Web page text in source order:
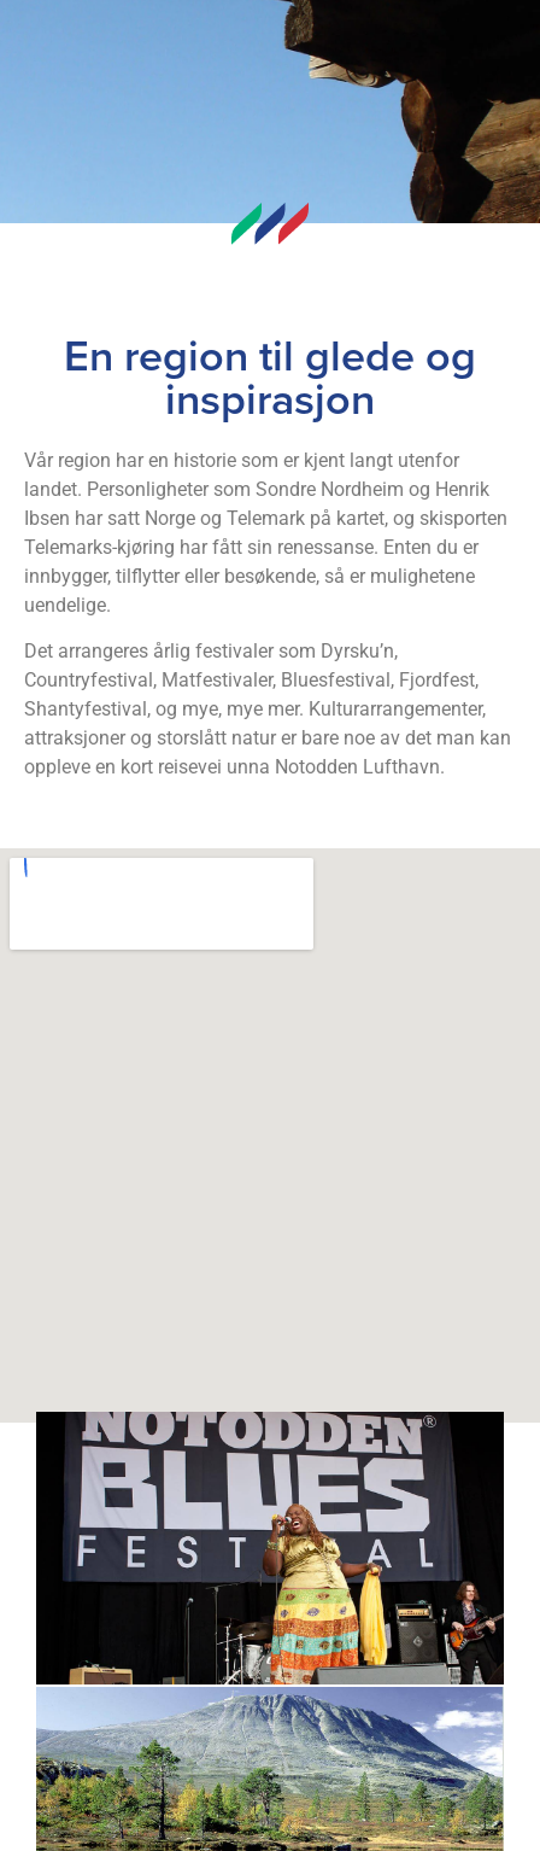
En region til glede og
inspirasjon
Vår region har en historie som er kjent langt utenfor
landet. Personligheter som Sondre Nordheim og Henrik
Ibsen har satt Norge og Telemark på kartet, og skisporten
Telemarks-kjøring har fått sin renessanse. Enten du er
innbygger, tilflytter eller besøkende, så er mulighetene
uendelige.
Det arrangeres årlig festivaler som Dyrsku’n,
Countryfestival, Matfestivaler, Bluesfestival, Fjordfest,
Shantyfestival, og mye, mye mer. Kulturarrangementer,
attraksjoner og storslått natur er bare noe av det man kan
oppleve en kort reisevei unna Notodden Lufthavn.